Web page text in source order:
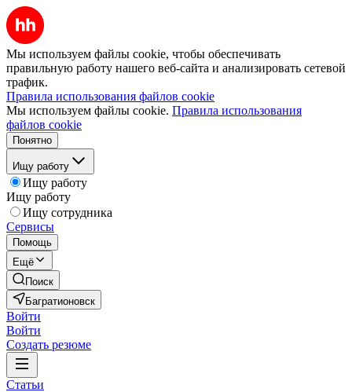
Мы используем файлы cookie, чтобы обеспечивать
правильную работу нашего веб-сайта и анализировать сетевой
трафик.
Правила использования файлов cookie
Мы используем файлы cookie. Правила использования
файлов cookie
Понятно
Ищу работу
Ищу работу
Ищу работу
Ищу сотрудника
Сервисы
Помощь
Ещё
Поиск
Багратионовск
Войти
Войти
Создать резюме
Статьи